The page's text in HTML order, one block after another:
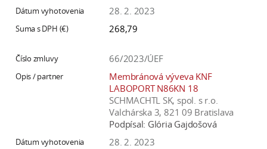
28. 2. 2023
268,79
66/2023/ÚEF
Membránová výveva KNF
LABOPORT N86KN 18
SCHMACHTL SK, spol. s r.o.
Valchárska 3, 821 09 Bratislava
Podpísal: Glória Gajdošová
28. 2. 2023